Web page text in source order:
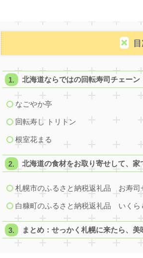
北海道ならではの回転寿司チェーン
なごやか亭
回転寿し トリトン
根室花まる
北海道の食材をお取り寄せして、家
札幌市のふるさと納税返礼品 お寿司
白糠町のふるさと納税返礼品 いくら
まとめ：せっかく札幌に来たら、美